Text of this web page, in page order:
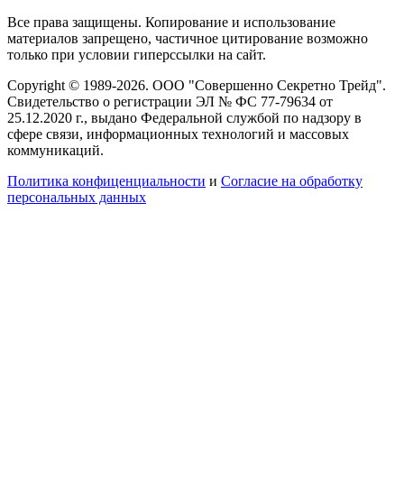
Все права защищены. Копирование и использование
материалов запрещено, частичное цитирование возможно
только при условии гиперссылки на сайт.
Copyright © 1989-2026. ООО "Совершенно Секретно Трейд".
Свидетельство о регистрации ЭЛ № ФС 77-79634 от
25.12.2020 г., выдано Федеральной службой по надзору в
сфере связи, информационных технологий и массовых
коммуникаций.
Политика конфиценциальности и Согласие на обработку
персональных данных